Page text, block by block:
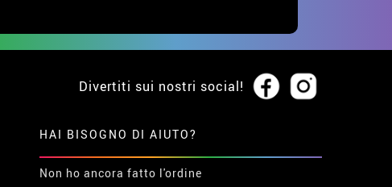
Divertiti sui nostri social!
HAI BISOGNO DI AIUTO?
Non ho ancora fatto l'ordine